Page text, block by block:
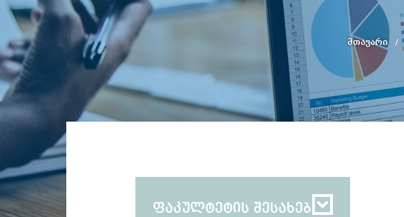
მთავარი
ფაკულტეტის შესახებ